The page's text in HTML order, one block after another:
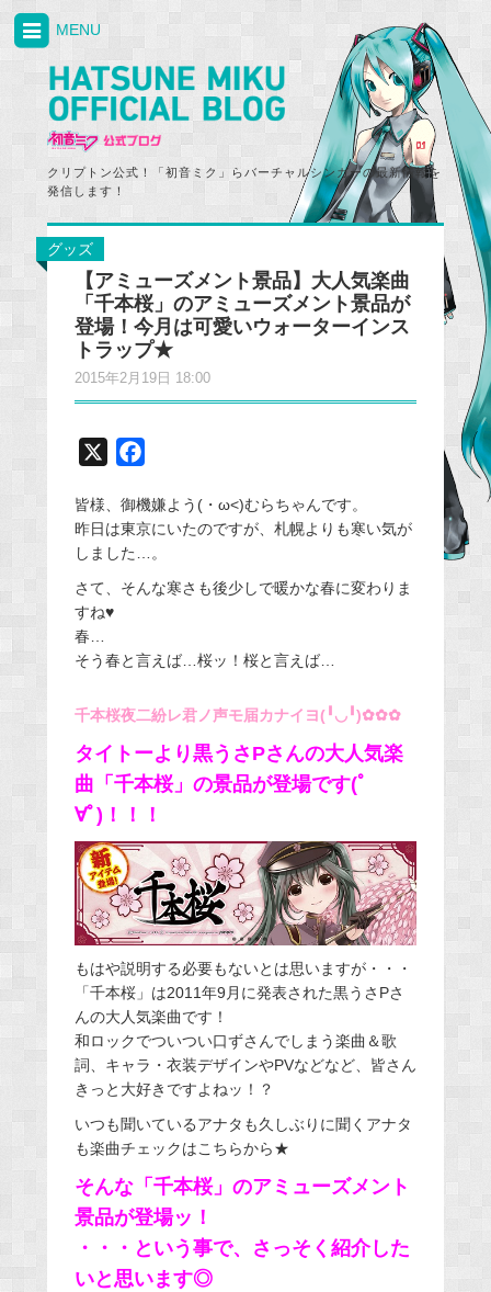
クリプトン公式！「初音ミク」らバーチャルシンガーの最新情報を
発信します！
MENU
グッズ
【アミューズメント景品】大人気楽曲
「千本桜」のアミューズメント景品が
登場！今月は可愛いウォーターインス
トラップ★
2015年2月19日 18:00
c
e
b
o
k
皆様、御機嫌よう(・ω<)むらちゃんです。
昨日は東京にいたのですが、札幌よりも寒い気が
しました…。
さて、そんな寒さも後少しで暖かな春に変わりま
すね♥
春…
そう春と言えば…桜ッ！桜と言えば…
千本桜夜二紛レ君ノ声モ届カナイヨ(╹◡╹)✿✿✿
タイトーより黒うさPさんの大人気楽
曲「千本桜」の景品が登場です(ﾟ
∀ﾟ)！！！
もはや説明する必要もないとは思いますが・・・
「千本桜」は2011年9月に発表された黒うさPさ
んの大人気楽曲です！
和ロックでついつい口ずさんでしまう楽曲＆歌
詞、キャラ・衣装デザインやPVなどなど、皆さん
きっと大好きですよねッ！？
いつも聞いているアナタも久しぶりに聞くアナタ
も楽曲チェックはこちらから★
そんな「千本桜」のアミューズメント
景品が登場ッ！
・・・という事で、さっそく紹介した
いと思います◎